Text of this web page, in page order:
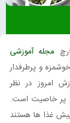
مجله آموزشی
و پرطرفدار
امروز در نظر
و پر خاصیت است.
پیش غذا ها هستند